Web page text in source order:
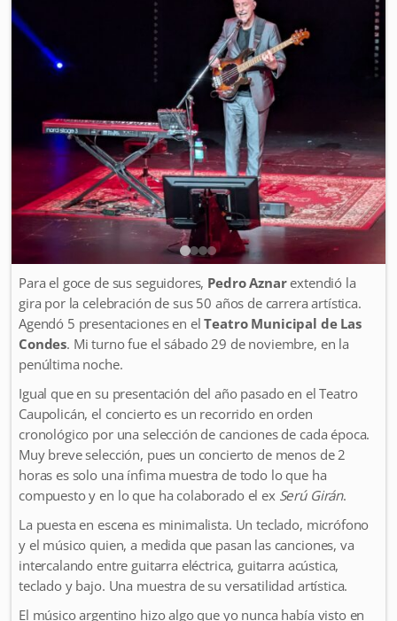
Para el goce de sus seguidores, Pedro Aznarextendió la
gira por la celebración de sus 50 años de carrera artística.
Agendó 5 presentaciones en elTeatro Municipal de Las
Condes. Mi turno fue el sábado 29 de noviembre, en la
penúltima noche.
Igual que en su presentación del año pasado en el Teatro
Caupolicán, el concierto es un recorrido en orden
cronológico por una selección de canciones de cada época.
Muy breve selección, pues un concierto de menos de 2
horas es solo una ínfima muestra de todo lo que ha
compuesto y en lo que ha colaborado el ex Serú Girán.
La puesta en escena es minimalista. Un teclado, micrófono
y el músico quien, a medida que pasan las canciones, va
intercalando entre guitarra eléctrica, guitarra acústica,
teclado y bajo. Una muestra de su versatilidad artística.
El músico argentino hizo algo que yo nunca había visto en